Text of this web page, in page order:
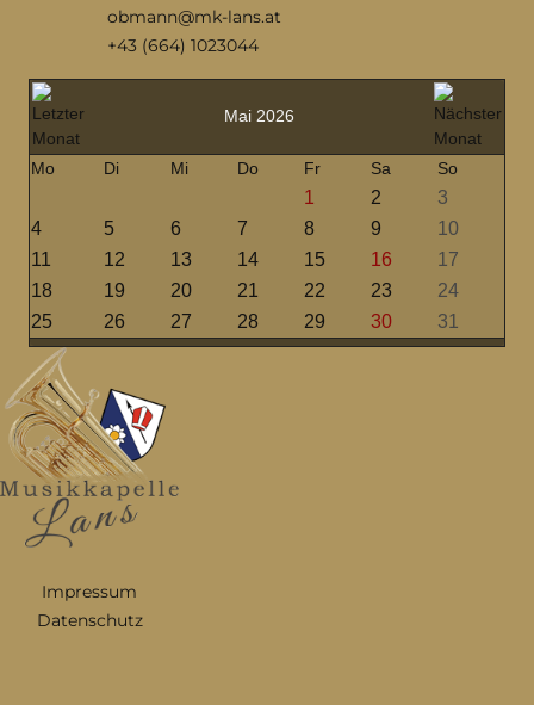
obmann@mk-lans.at
+43 (664) 1023044
Mai 2026
Mo Di Mi Do Fr Sa So
1 2
3
4
5 6 7 8 9
10
11
12 13 14 15 16
17
18
19 20 21 22 23
24
25
26 27 28 29 30 31
Impressum
Datenschutz